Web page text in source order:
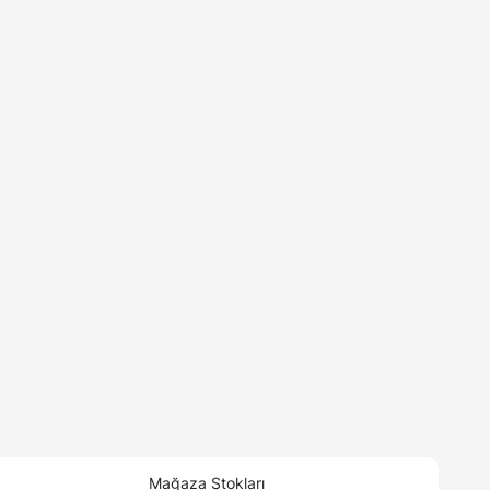
Mağaza Stokları